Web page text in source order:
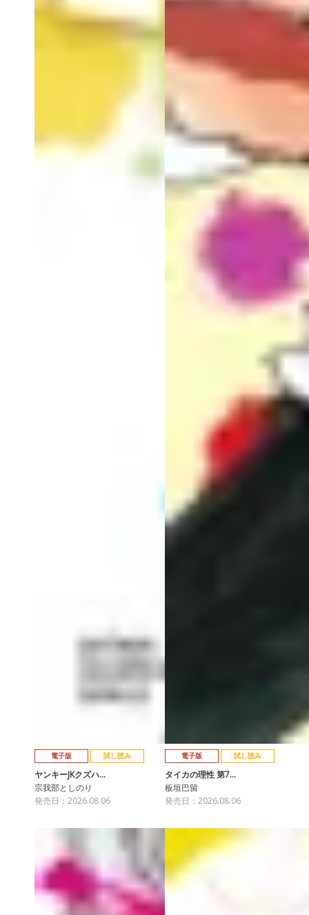
電子版 試し読み
ヤンキーJKクズハ…
宗我部としのり
発売日：2026.08.06
電子版 試し読み
タイカの理性 第7…
板垣巴留
発売日：2026.08.06